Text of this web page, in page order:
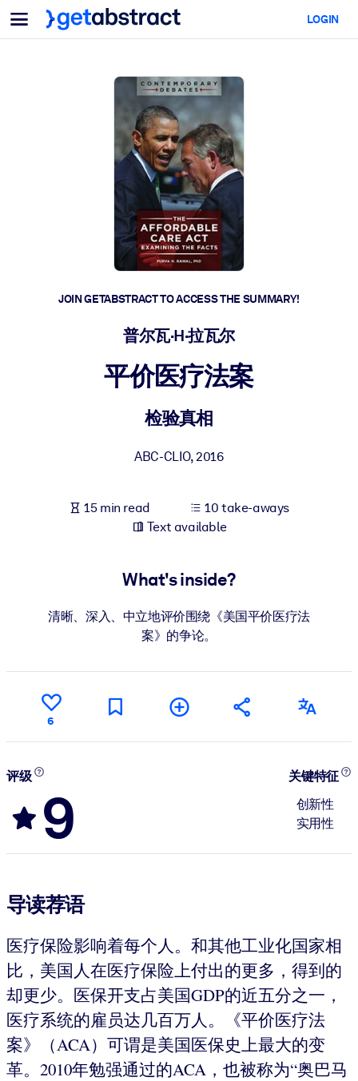
Menu
For Teams & Leaders
Equip your employees with critical AI skills.
Leadership Development
Prepare your leaders for the next era of work.
Collaborative Learning
Make it easy for teams to learn together, solve real problems, and
Upskilling & Reskilling
Build a healthier, more resilient workforce.
Enrich your corporate library with trusted, ready-to-use business
Fuel your AI systems with reliable, structured knowledge to
For AI Systems
LOGIN
JOIN GETABSTRACT TO ACCESS THE SUMMARY!
普尔瓦·H·拉瓦尔
平价医疗法案
检验真相
ABC-CLIO,2016
15 min read
10 take-aways
Text available
What's inside?
清晰、深入、中立地评价围绕《美国平价医疗法
案》的争论。
6
评级
9
关键特征
创新性
实用性
导读荐语
医疗保险影响着每个人。和其他工业化国家相
比，美国人在医疗保险上付出的更多，得到的
却更少。医保开支占美国GDP的近五分之一，
医疗系统的雇员达几百万人。《平价医疗法
案》（ACA）可谓是美国医保史上最大的变
革。2010年勉强通过的ACA，也被称为“奥巴马